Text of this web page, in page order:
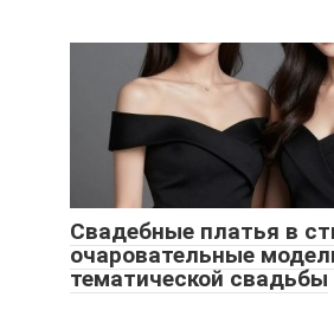
Свадебные платья в
очаровательные
тематической свадьбы